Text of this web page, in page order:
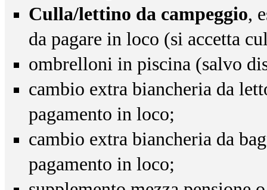
Culla/lettino da campeggio,
da pagare in loco (si accetta
ombrelloni in piscina (salvo
cambio extra biancheria da
pagamento in loco;
cambio extra biancheria da
pagamento in loco;